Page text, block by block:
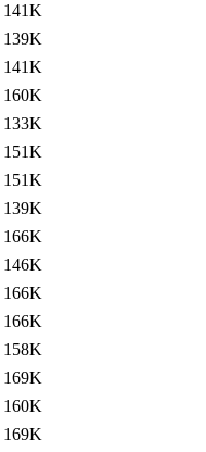
141K
139K
141K
160K
133K
151K
151K
139K
166K
146K
166K
166K
158K
169K
160K
169K